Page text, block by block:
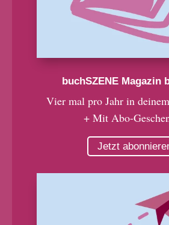
buchSZENE Magazin
Vier mal pro Jahr in
+ Mit Abo-
Jetzt